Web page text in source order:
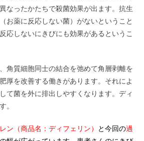
なったかたちで殺菌効果が出ます。抗生
お薬に反応しない菌）がないということ
応しないにきびにも効果があるというこ
角質細胞同士の結合を弛めて角層剥離を
厚を改善する働きがあります。それによ
て菌を外に排出しやすくなります。ディ
。
ン（商品名： ディフェリン） と今回の過